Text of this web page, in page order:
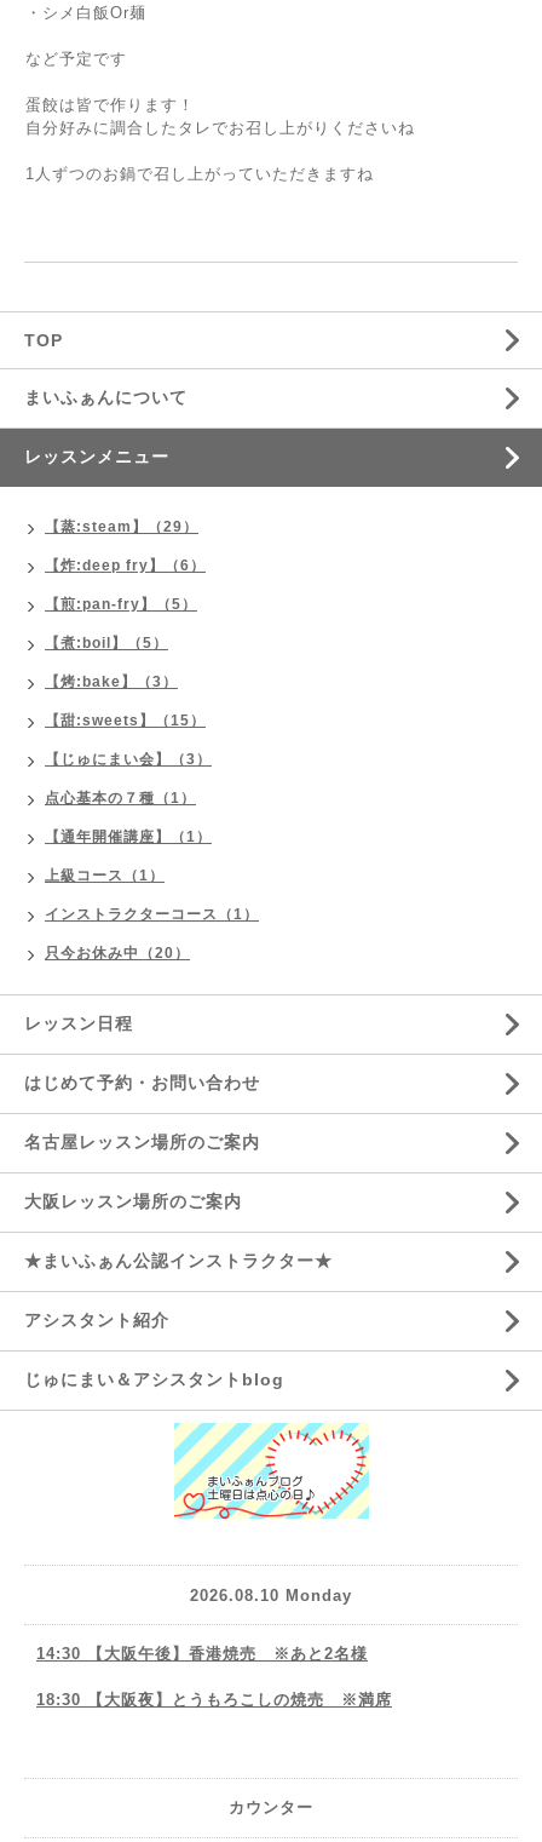
・シメ白飯Or麺
など予定です
蛋餃は皆で作ります！
自分好みに調合したタレでお召し上がりくださいね
1人ずつのお鍋で召し上がっていただきますね
TOP
まいふぁんについて
レッスンメニュー
【蒸:steam】（29）
【炸:deep fry】（6）
【煎:pan-fry】（5）
【煮:boil】（5）
【烤:bake】（3）
【甜:sweets】（15）
【じゅにまい会】（3）
点心基本の７種（1）
【通年開催講座】（1）
上級コース（1）
インストラクターコース（1）
只今お休み中（20）
レッスン日程
はじめて予約・お問い合わせ
名古屋レッスン場所のご案内
大阪レッスン場所のご案内
★まいふぁん公認インストラクター★
アシスタント紹介
じゅにまい＆アシスタントblog
2026.08.10 Monday
14:30 【大阪午後】香港焼売 ※あと2名様
18:30 【大阪夜】とうもろこしの焼売 ※満席
カウンター